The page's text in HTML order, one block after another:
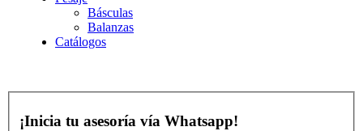
Básculas
Balanzas
Catálogos
¡Inicia tu asesoría vía Whatsapp!